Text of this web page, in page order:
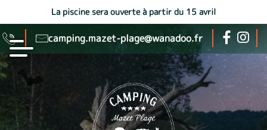
La piscine sera ouverte à partir du 15 avril
camping.mazet-plage@wanadoo.fr